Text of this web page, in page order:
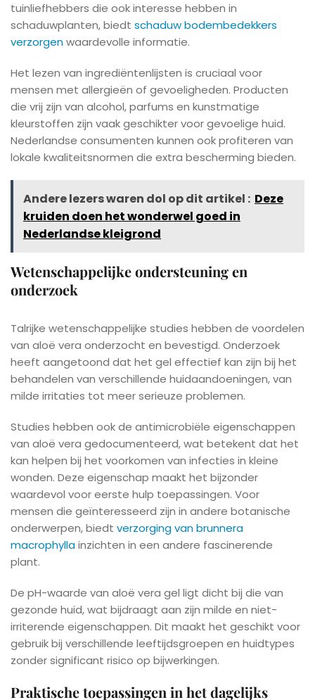
tuinliefhebbers die ook interesse hebben in
schaduwplanten, biedt schaduw bodembedekkers
verzorgenwaardevolle informatie.
Het lezen van ingrediëntenlijsten is cruciaal voor
mensen met allergieën of gevoeligheden. Producten
die vrij zijn van alcohol, parfums en kunstmatige
kleurstoffen zijn vaak geschikter voor gevoelige huid.
Nederlandse consumenten kunnen ook profiteren van
lokale kwaliteitsnormen die extra bescherming bieden.
Andere lezers waren dol op dit artikel : Deze
kruiden doen het wonderwel goed in
Nederlandse kleigrond
Wetenschappelijke ondersteuning en
onderzoek
Talrijke wetenschappelijke studies hebben de voordelen
van aloë vera onderzocht en bevestigd. Onderzoek
heeft aangetoond dat het gel effectief kan zijn bij het
behandelen van verschillende huidaandoeningen, van
milde irritaties tot meer serieuze problemen.
Studies hebben ook de antimicrobiële eigenschappen
van aloë vera gedocumenteerd, wat betekent dat het
kan helpen bij het voorkomen van infecties in kleine
wonden. Deze eigenschap maakt het bijzonder
waardevol voor eerste hulp toepassingen. Voor
mensen die geïnteresseerd zijn in andere botanische
onderwerpen, biedt verzorging van brunnera
macrophyllainzichten in een andere fascinerende
plant.
De pH-waarde van aloë vera gel ligt dicht bij die van
gezonde huid, wat bijdraagt aan zijn milde en niet-
irriterende eigenschappen. Dit maakt het geschikt voor
gebruik bij verschillende leeftijdsgroepen en huidtypes
zonder significant risico op bijwerkingen.
Praktische toepassingen in het dagelijks